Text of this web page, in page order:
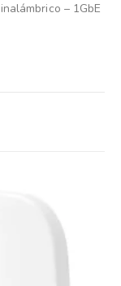
– 1GbE